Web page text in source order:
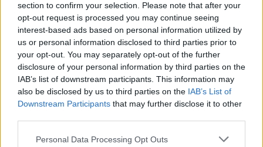
section to confirm your selection. Please note that after your
opt-out request is processed you may continue seeing
interest-based ads based on personal information utilized by
us or personal information disclosed to third parties prior to
your opt-out. You may separately opt-out of the further
disclosure of your personal information by third parties on the
IAB’s list of downstream participants. This information may
also be disclosed by us to third parties on the IAB’s List of
Downstream Participants that may further disclose it to other
Personal Data Processing Opt Outs
Buzi got UP for this block! ❌@BuzelisMatas
pic.twitter.com/E0Pvcn3yqB
— Chicago Bulls (@chicagobulls)March 29, 2026
Susiję straipsniai